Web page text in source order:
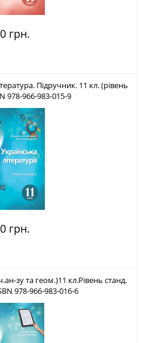
грн.
Підручник. 11 кл. (рівень
978-966-983-015-9
грн.
зу та геом.)11 кл.Рівень станд.
978-966-983-016-6